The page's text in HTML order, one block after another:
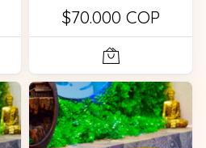
$70.000 COP